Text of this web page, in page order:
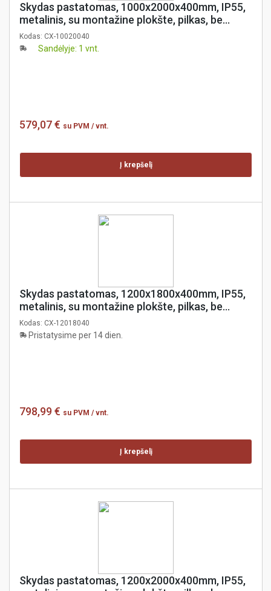
Skydas pastatomas, 1000x2000x400mm, IP55,
metalinis, su montažine plokšte, pilkas, be
šoninių dangčių, coreX
Kodas: CX-10020040
Sandėlyje: 1 vnt.
579,07 € su PVM / vnt.
Į krepšelį
Skydas pastatomas, 1200x1800x400mm, IP55,
metalinis, su montažine plokšte, pilkas, be
šoninių dangčių, coreX
Kodas: CX-12018040
Pristatysime per 14 dien.
798,99 € su PVM / vnt.
Į krepšelį
Skydas pastatomas, 1200x2000x400mm, IP55,